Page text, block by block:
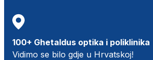
100+ Ghetaldus optika i poliklinika
Vidimo se bilo gdje u Hrvatskoj!